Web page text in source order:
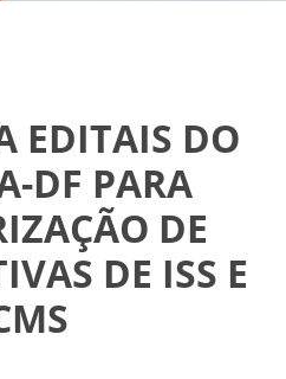
EDITAIS DO
DF PARA
DE
DE ISS E